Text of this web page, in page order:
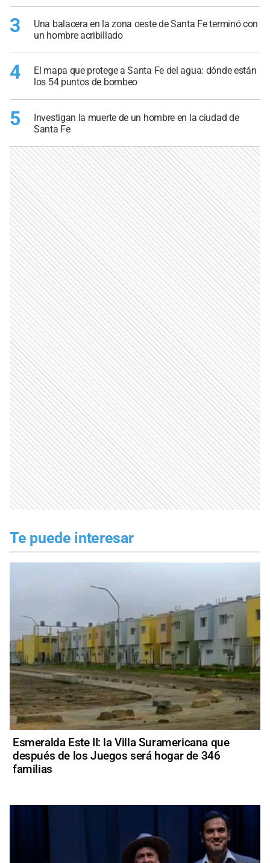
3
Una balacera en la zona oeste de Santa Fe terminó con
un hombre acribillado
4
El mapa que protege a Santa Fe del agua: dónde están
los 54 puntos de bombeo
5
Investigan la muerte de un hombre en la ciudad de
Santa Fe
Te puede interesar
Esmeralda Este II: la Villa Suramericana que
después de los Juegos será hogar de 346
familias